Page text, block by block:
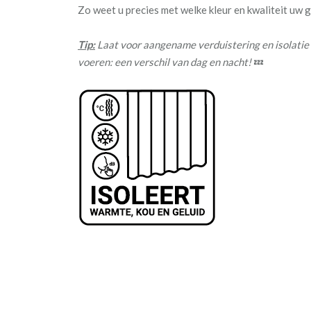
Zo weet u precies met welke kleur en kwaliteit uw
Tip:Laat voor aangename verduistering en
voeren: een verschil van dag en nacht!💤